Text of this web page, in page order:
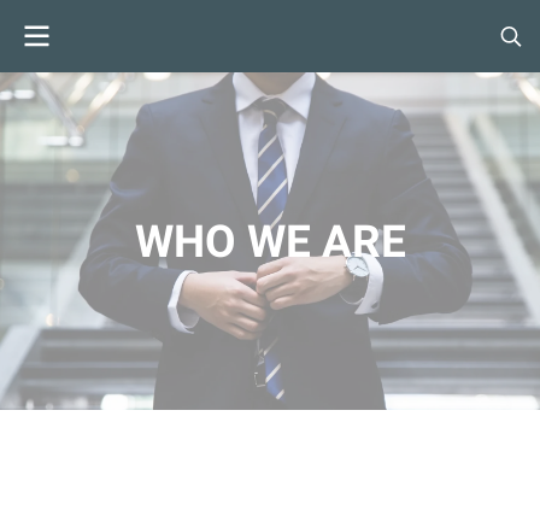
WHO WE ARE